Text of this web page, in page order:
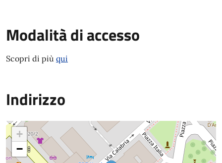
Modalità di accesso
Scopri di più qui
Indirizzo
+
−